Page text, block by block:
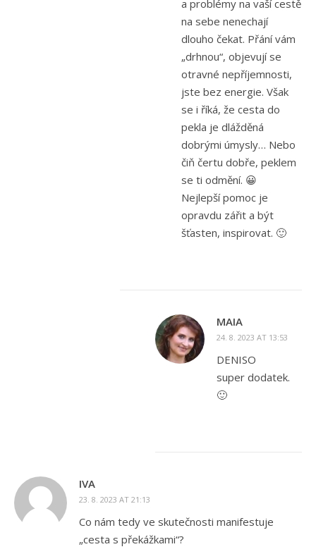
a problémy na vaší cestě
na sebe nenechají
dlouho čekat. Přání vám
„drhnou“, objevují se
otravné nepříjemnosti,
jste bez energie. Však
se i říká, že cesta do
pekla je dlážděná
dobrými úmysly… Nebo
čiň čertu dobře, peklem
se ti odmění. 😀
Nejlepší pomoc je
opravdu zářit a být
šťasten, inspirovat. 🙂
MAIA
24. 8. 2023 AT 13:53
DENISO
super dodatek.
🙂
IVA
23. 8. 2023 AT 21:13
Co nám tedy ve skutečnosti manifestuje
„cesta s překážkami“?